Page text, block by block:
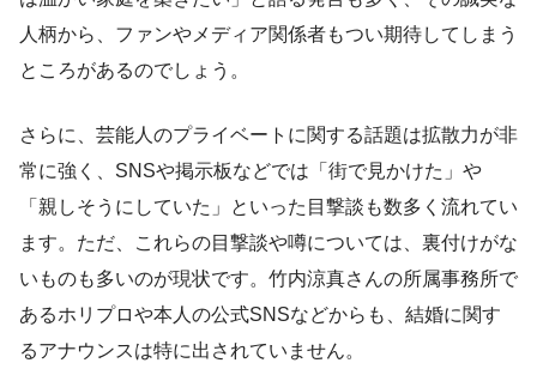
人柄から、ファンやメディア関係者もつい期待してしまう
ところがあるのでしょう。
さらに、芸能人のプライベートに関する話題は拡散力が非
常に強く、SNSや掲示板などでは「街で見かけた」や
「親しそうにしていた」といった目撃談も数多く流れてい
ます。ただ、これらの目撃談や噂については、裏付けがな
いものも多いのが現状です。竹内涼真さんの所属事務所で
あるホリプロや本人の公式SNSなどからも、結婚に関す
るアナウンスは特に出されていません。